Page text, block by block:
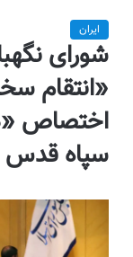
ایران
شورای
«انتقام
اختصاص
سپاه قدس